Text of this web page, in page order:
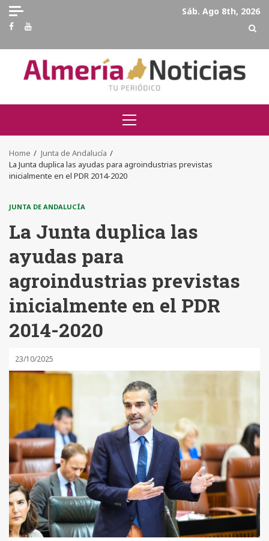
Skip
content
Sáb. Ago 8th, 2026
Facebook
Youtube
Primary
Menu
Home
Junta de Andalucía
La Junta duplica las ayudas para agroindustrias previstas
inicialmente en el PDR 2014-2020
JUNTA DE ANDALUCÍA
La Junta duplica las
ayudas para
agroindustrias previstas
inicialmente en el PDR
2014-2020
23/10/2025